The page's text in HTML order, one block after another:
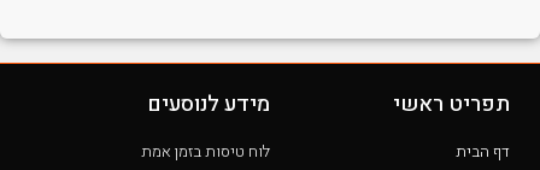
תפריט ראשי
דף הבית
מידע לנוסעים
לוח טיסות בזמן אמת